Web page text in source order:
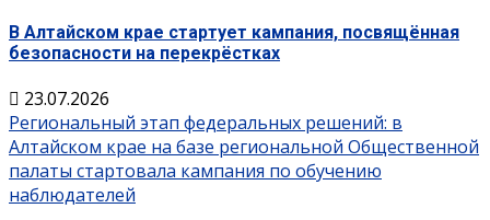
В Алтайском крае стартует кампания, посвящённая
безопасности на перекрёстках
23.07.2026
Региональный этап федеральных решений: в
Алтайском крае на базе региональной Общественной
палаты стартовала кампания по обучению
наблюдателей